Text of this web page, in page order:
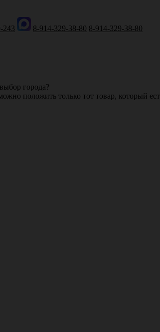
243 8-914-329-38-80 8-914-329-38-80
города?
положить только тот товар, который